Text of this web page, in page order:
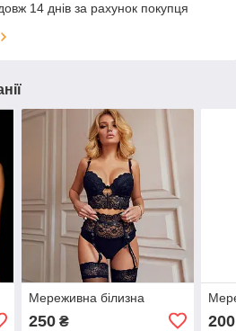
14 днів за рахунок покупця
Мереживна білизна
250₴ 200